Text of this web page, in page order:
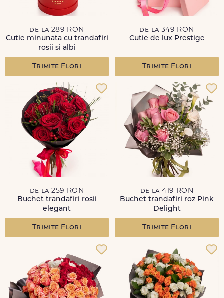
de la 289 RON
Cutie minunata cu trandafiri
rosii si albi
Trimite Flori
de la 349 RON
Cutie de lux Prestige
Trimite Flori
de la 259 RON
Buchet trandafiri rosii
elegant
Trimite Flori
de la 419 RON
Buchet trandafiri roz Pink
Delight
Trimite Flori